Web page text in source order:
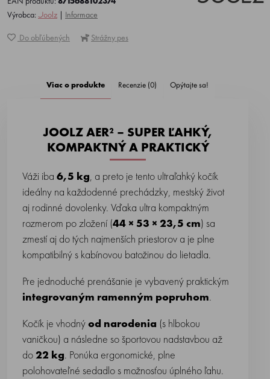
Výrobca:Joolz | Informace
Do obľúbených Strážny pes
Viac o produkte Recenzie (0) Opýtajte sa!
JOOLZ AER² – SUPER ĽAHKÝ,
KOMPAKTNÝ A PRAKTICKÝ
Váži iba 6,5 kg, a preto je tento ultraľahký kočík
ideálny na každodenné prechádzky, mestský život
aj rodinné dovolenky. Vďaka ultra kompaktným
rozmerom po zložení (44 × 53 × 23,5 cm) sa
zmestí aj do tých najmenších priestorov a je plne
kompatibilný s kabínovou batožinou do lietadla.
Pre jednoduché prenášanie je vybavený praktickým
integrovaným ramenným popruhom.
Kočík je vhodnýod narodenia (s hlbokou
vaničkou) a následne so športovou nadstavbou až
do22 kg. Ponúka ergonomické, plne
polohovateľné sedadlo s možnosťou úplného ľahu.